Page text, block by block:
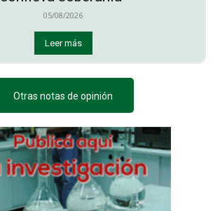
05/08/2026
Leer más
Otras notas de opinión